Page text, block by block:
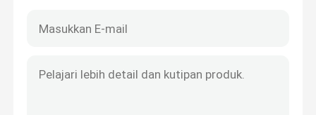
Tutup Fitting Pipa
Tee Fitting Pipa